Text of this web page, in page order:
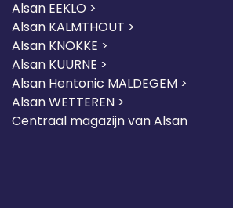
Alsan EEKLO >
Alsan KALMTHOUT >
Alsan KNOKKE >
Alsan KUURNE >
Alsan Hentonic MALDEGEM >
Alsan WETTEREN >
Centraal magazijn van Alsan